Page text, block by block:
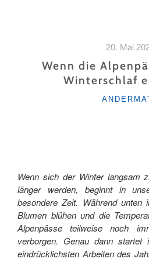
20. Mai
Wenn die
Winterschlaf
Wenn sich der Winter langsam
länger werden, beginnt in
besondere Zeit. Während unten
Blumen blühen und die
Alpenpässe teilweise noch
verborgen. Genau dann
eindrücklichsten Arbeiten des